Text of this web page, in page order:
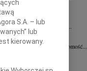
i żalem przyjąłem...
Martyniuk-Plasze wyrazy...
08.07.2026
i żalem przyjąłem wiadomość...
i żalem przyjąłem...
S.A. – lub
lub
kierowany.